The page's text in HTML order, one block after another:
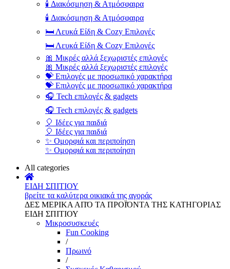
🕯️ Διακόσμηση & Ατμόσφαιρα
🕯️ Διακόσμηση & Ατμόσφαιρα
🛏️ Λευκά Είδη & Cozy Επιλογές
🛏️ Λευκά Είδη & Cozy Επιλογές
🎀 Μικρές αλλά ξεχωριστές επιλογές
🎀 Μικρές αλλά ξεχωριστές επιλογές
💝 Επιλογές με προσωπικό χαρακτήρα
💝 Επιλογές με προσωπικό χαρακτήρα
🎧 Tech επιλογές & gadgets
🎧 Tech επιλογές & gadgets
🎈 Ιδέες για παιδιά
🎈 Ιδέες για παιδιά
✨ Ομορφιά και περιποίηση
✨ Ομορφιά και περιποίηση
All categories
ΕΙΔΗ ΣΠΙΤΙΟΥ
βρείτε τα καλύτερα οικιακά της αγοράς
ΔΕΣ ΜΕΡΙΚΑ ΑΠΌ ΤΑ ΠΡΟΪΌΝΤΑ ΤΗΣ ΚΑΤΗΓΟΡΙΑΣ
ΕΙΔΗ ΣΠΙΤΙΟΥ
Μικροσυσκευές
Fun Cooking
/
Πρωινό
/